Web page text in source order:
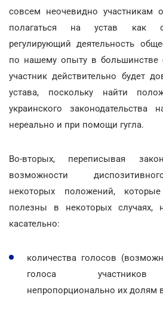
совсем неочевидно участникам
полагаться на устав как
регулирующий деятельность
по нашему опыту в большинстве
участник действительно будет
устава, поскольку найти
украинского законодательства
нереально и при помощи гугла.
Во-вторых, переписывая
возможности
некоторых положений,
полезны в некоторых случаях,
касательно:
количества голосов
голоса участников
непропорционально их долям